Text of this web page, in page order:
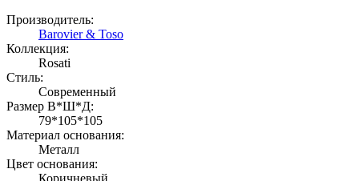
Производитель:
Barovier & Toso
Коллекция:
Rosati
Стиль:
Современный
Размер В*Ш*Д:
79*105*105
Материал основания:
Металл
Цвет основания:
Коричневый